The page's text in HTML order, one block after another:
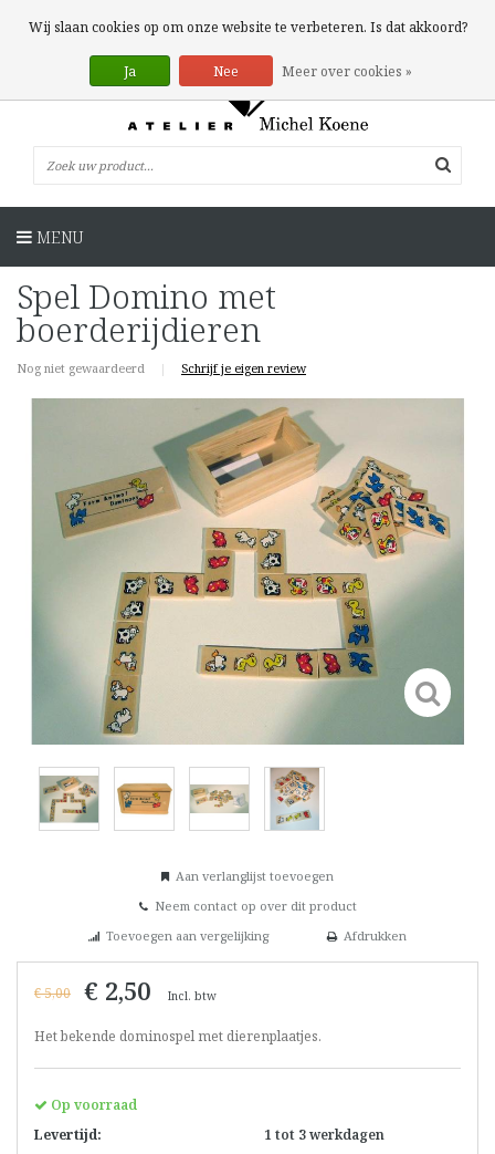
0 Artikelen
MENU
Spel Domino met
boerderijdieren
Nog niet gewaardeerd | Schrijf je eigen review
Aan verlanglijst toevoegen
Neem contact op over dit product
Toevoegen aan vergelijking
Afdrukken
€ 5,00 € 2,50 Incl. btw
Het bekende dominospel met dierenplaatjes.
Op voorraad
Levertijd:
1 tot 3 werkdagen
Wij slaan cookies op om onze website te verbeteren. Is dat akkoord?
Ja Nee Meer over cookies »